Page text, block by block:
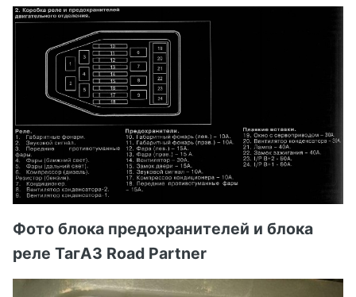
Фото блока предохранителей и блока
реле ТагАЗ Road Partner